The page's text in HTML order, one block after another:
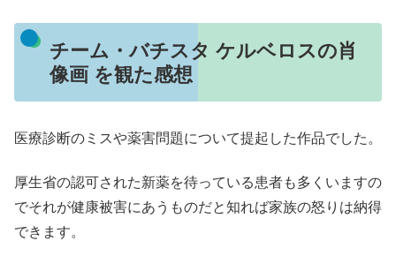
チーム・バチスタ ケルベロスの肖
像画 を観た感想
医療診断のミスや薬害問題について提起した作品でした。
厚生省の認可された新薬を待っている患者も多くいますの
でそれが健康被害にあうものだと知れば家族の怒りは納得
できます。